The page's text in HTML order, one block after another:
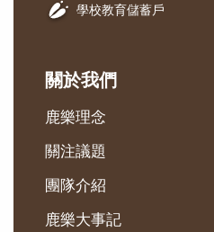
學校教育儲蓄戶
關於我們
鹿樂理念
關注議題
團隊介紹
鹿樂大事記